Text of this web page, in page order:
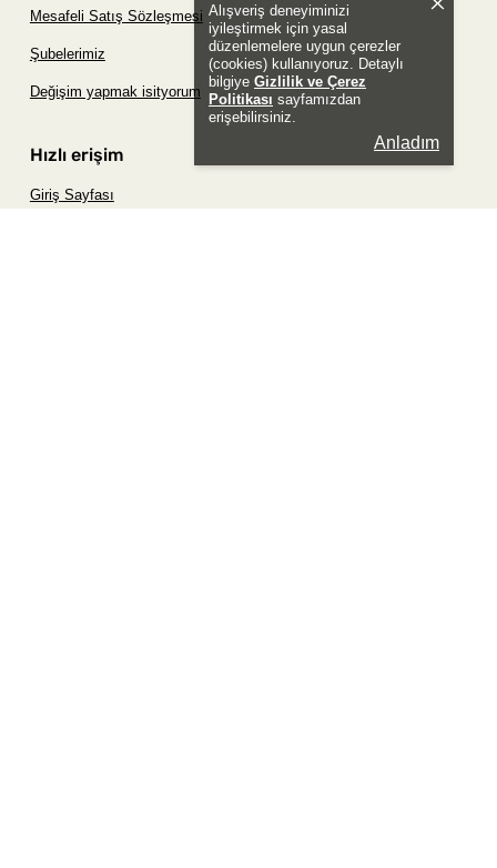
Alışveriş deneyiminizi
iyileştirmek için yasal
düzenlemelere uygun çerezler
(cookies) kullanıyoruz. Detaylı
bilgiye Gizlilik ve Çerez
Politikası sayfamızdan
erişebilirsiniz.
Anladım
Mesafeli Satış Sözleşmesi
Şubelerimiz
Değişim yapmak isityorum
Hızlı erişim
Giriş Sayfası